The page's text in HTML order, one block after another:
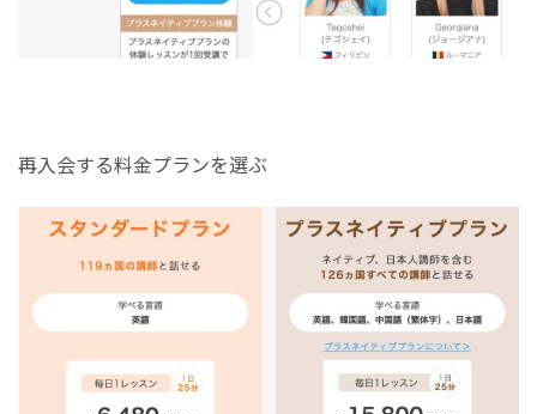
再入会する料金プランを選ぶ